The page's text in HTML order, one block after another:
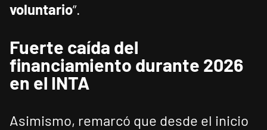
voluntario”.
Fuerte caída del
financiamiento durante 2026
en el INTA
Asimismo, remarcó que desde el inicio